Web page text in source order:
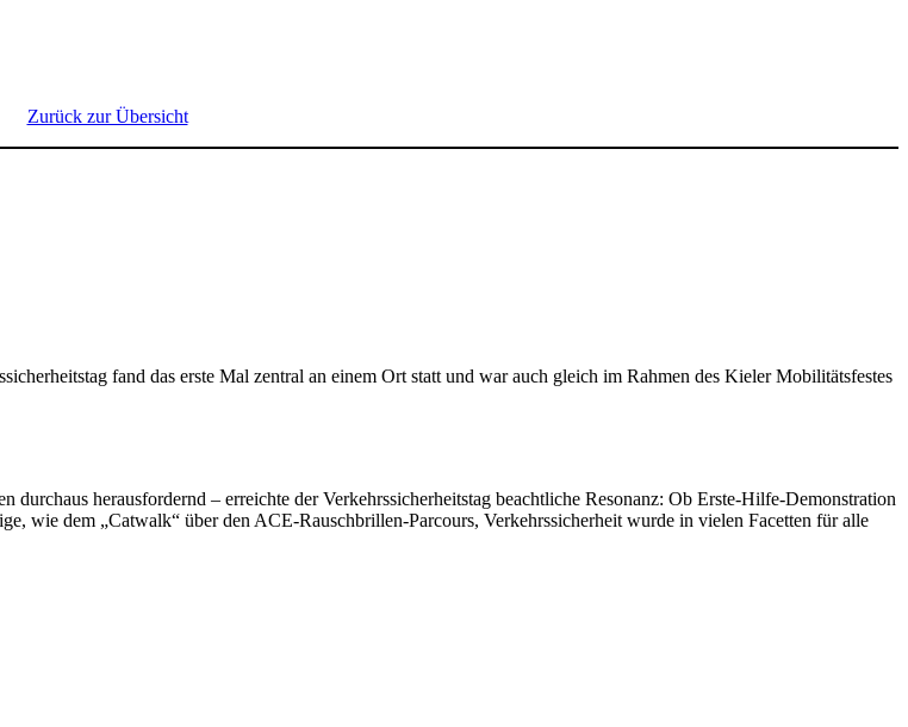
Zurück zur Über­sicht
fand das erste Mal zentral an einem Ort statt und war auch gleich im Rahmen des Kieler Mobi­li­täts­festes
durchaus heraus­for­dernd – erreichte der Verkehrs­si­cher­heitstag beacht­liche Reso­nanz: Ob Erste-Hilfe-Demons­tra­tion
wie dem „Catwalk“ über den ACE-Rausch­brillen-Parcours, Verkehrs­si­cher­heit wurde in vielen Facetten für alle